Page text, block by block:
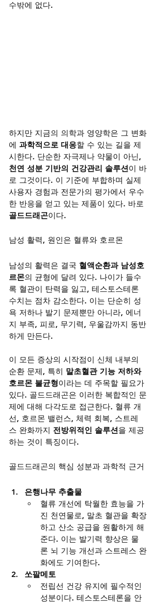
수밖에 없다.
하지만 지금의 의학과 영양학은 그 변화
에 과학적으로 대응할 수 있는 길을 제
시한다. 단순한 자극제나 약물이 아닌,
천연 성분 기반의 건강관리 솔루션이 바
로 그것이다. 이 기준에 부합하며 실제
사용자 경험과 전문가의 평가에서 우수
한 반응을 얻고 있는 제품이 있다. 바로
골드드래곤이다.
남성 활력, 원인은 혈류와 호르몬
남성의 활력은 결국 혈액순환과 남성호
르몬의 균형에 달려 있다. 나이가 들수
록 혈관이 탄력을 잃고, 테스토스테론
수치는 점차 감소한다. 이는 단순히 성
욕 저하나 발기 문제뿐만 아니라, 에너
지 부족, 피로, 무기력, 우울감까지 동반
하게 만든다.
이 모든 증상의 시작점이 신체 내부의
순환 문제, 특히 말초혈관 기능 저하와
호르몬 불균형이라는 데 주목할 필요가
있다. 골드드래곤은 이러한 복합적인 문
제에 대해 다각도로 접근한다. 혈류 개
선, 호르몬 밸런스, 체력 회복, 스트레
스 완화까지 전방위적인 솔루션을 제공
하는 것이 특징이다.
골드드래곤의 핵심 성분과 과학적 근거
은행나무 추출물
혈류 개선에 탁월한 효능을 가
진 천연물로, 말초 혈관을 확장
하고 산소 공급을 원활하게 해
준다. 이는 발기력 향상은 물
론 뇌 기능 개선과 스트레스 완
화에도 기여한다.
쏘팔메토
전립선 건강 유지에 필수적인
성분이다. 테스토스테론을 안